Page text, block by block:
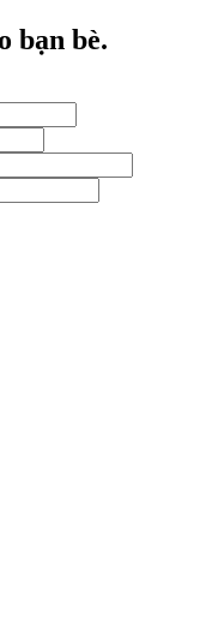
bạn bè.